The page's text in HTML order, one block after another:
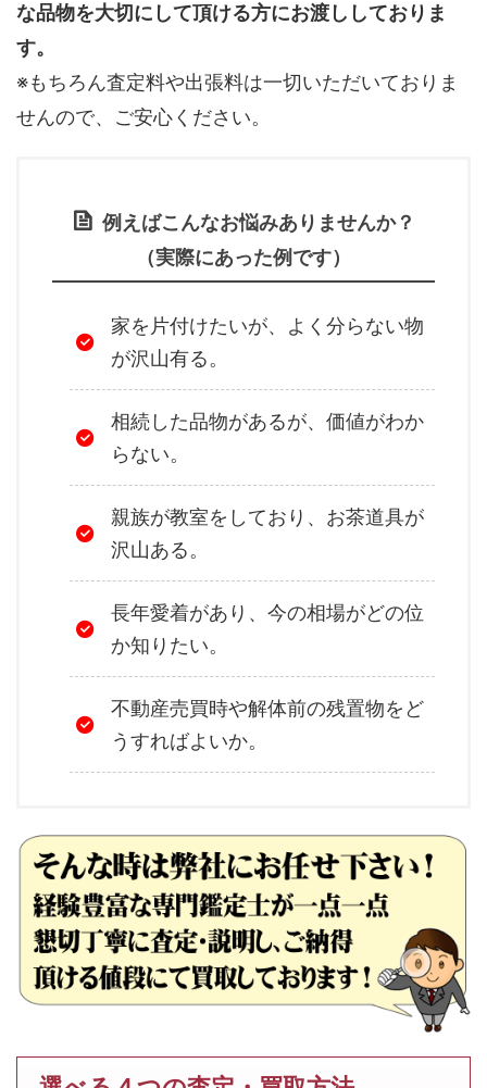
な品物を大切にして頂ける方にお渡ししておりま
す。
※もちろん査定料や出張料は一切いただいておりま
せんので、ご安心ください。
例えばこんなお悩みありませんか？
（実際にあった例です）
家を片付けたいが、よく分らない物
が沢山有る。
相続した品物があるが、価値がわか
らない。
親族が教室をしており、お茶道具が
沢山ある。
長年愛着があり、今の相場がどの位
か知りたい。
不動産売買時や解体前の残置物をど
うすればよいか。